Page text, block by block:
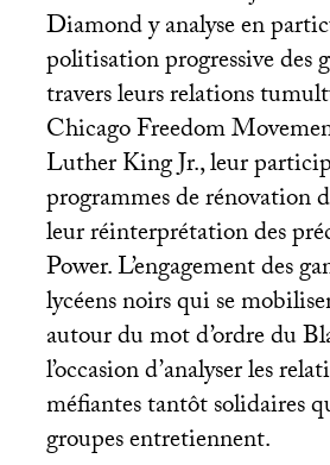
Diamond y analyse en
politisation progressive des
travers leurs relations
Chicago Freedom
Luther King Jr., leur
programmes de rénovation
leur réinterprétation des
Power. L’engagement des
lycéens noirs qui se
autour du mot d’ordre du
l’occasion d’analyser les
méfiantes tantôt solidaires
groupes entretiennent.